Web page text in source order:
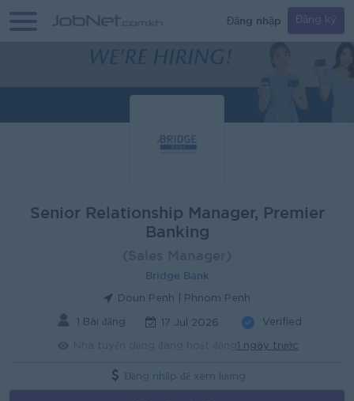
Đăng nhập Đăng ký
Senior Relationship Manager, Premier
Banking
Bridge Bank
Doun Penh | Phnom Penh
1 Bài đăng 17 Jul 2026 Verified
1 ngày trước
Đăng nhập để xem lương